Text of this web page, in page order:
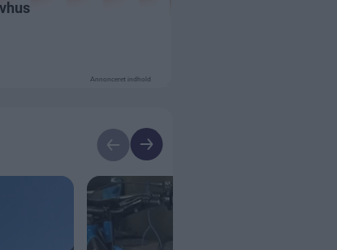
Annonceret indhold